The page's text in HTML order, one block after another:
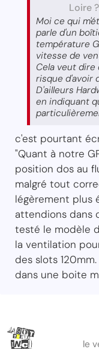
Loire
Moi ce qui
parle d'un
température
vitesse de
Cela veut dire
risque d'avoir
D'ailleurs
en indiquant
c'est pourtant
"Quant à notre
position dos au
malgré tout
légèrement plus
attendions dans
testé le modèle
la ventilation
des slots
dans une boite
le